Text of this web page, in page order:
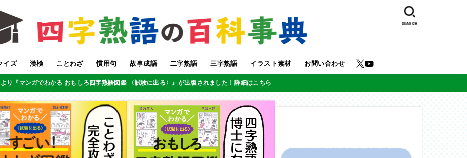
イズ 漢検 ことわざ 慣用句 故事成語 二字熟語 三字熟語 イラスト素材 お問い合わせ
SEARCH
り『マンガでわかる おもしろ四字熟語図鑑 〈試験に出る〉』が出版されました！詳細はこちら